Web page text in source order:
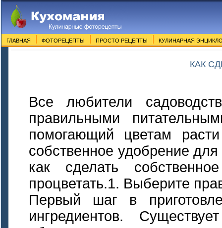
ГЛАВНАЯ ФОТОРЕЦЕПТЫ ПРОСТО РЕЦЕПТЫ КУЛИНАРНАЯ
КАК
Все любители
правильными
помогающий цветам
собственное удобрение
как сделать
процветать.1. Выберите
Первый шаг в
ингредиентов.